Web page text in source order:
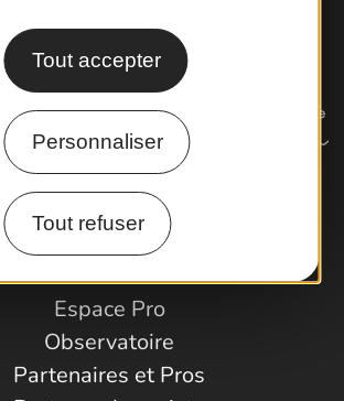
Tout accepter
Personnaliser
Tout refuser
Comment venir ?
Espace Pro
Observatoire
Partenaires et Pros